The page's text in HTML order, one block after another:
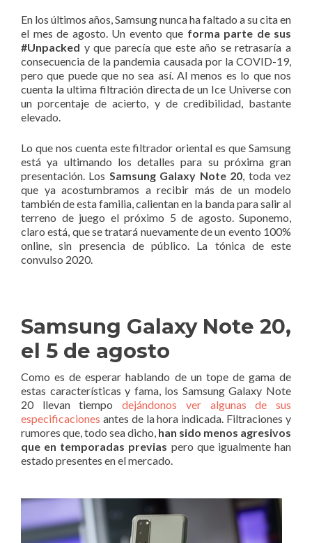
En los últimos años, Samsung nunca ha faltado a su cita en
el mes de agosto. Un evento que forma parte de sus
#Unpacked y que parecía que este año se retrasaría a
consecuencia de la pandemia causada por la COVID-19,
pero que puede que no sea así. Al menos es lo que nos
cuenta la ultima filtración directa de un Ice Universe con
un porcentaje de acierto, y de credibilidad, bastante
elevado.
Lo que nos cuenta este filtrador oriental es que Samsung
está ya ultimando los detalles para su próxima gran
presentación. Los Samsung Galaxy Note 20, toda vez
que ya acostumbramos a recibir más de un modelo
también de esta familia, calientan en la banda para salir al
terreno de juego el próximo 5 de agosto. Suponemo,
claro está, que se tratará nuevamente de un evento 100%
online, sin presencia de público. La tónica de este
convulso 2020.
Samsung Galaxy Note 20,
el 5 de agosto
Como es de esperar hablando de un tope de gama de
estas características y fama, los Samsung Galaxy Note
20 llevan tiempodejándonos ver algunas de sus
especificaciones antes de la hora indicada. Filtraciones y
rumores que, todo sea dicho, han sido menos agresivos
que en temporadas previas pero que igualmente han
estado presentes en el mercado.